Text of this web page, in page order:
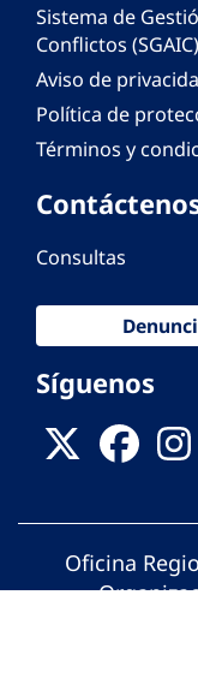
Sistema de
Conflictos (SGAIC)
Aviso de
Política de
Términos y
Consultas
Síguenos
Oficina